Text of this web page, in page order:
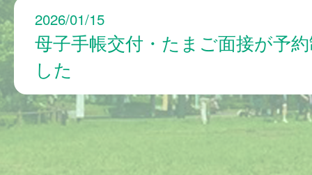
2026/01/15
母子手帳交付・たまご面接が予
した